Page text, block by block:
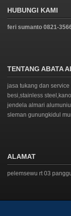
HUBUNGI KAMI
feri sumanto 0821-
TENTANG ABATA
jasa tukang dan
besi,stainless
jendela almari
sleman gunungkidul
ALAMAT
pelemsewu rt 03